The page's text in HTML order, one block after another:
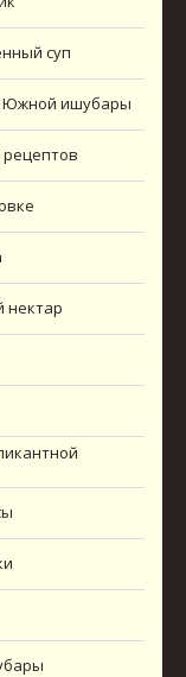
суп
Южной ишубары
нектар